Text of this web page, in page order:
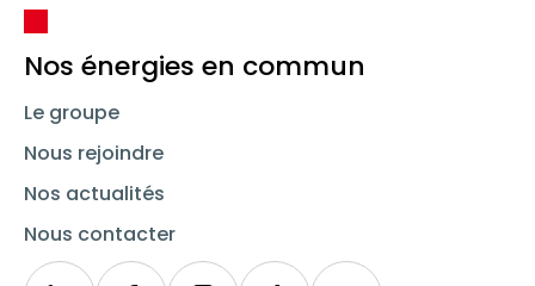
Nos énergies en commun
Le groupe
Nous rejoindre
Nos actualités
Nous contacter